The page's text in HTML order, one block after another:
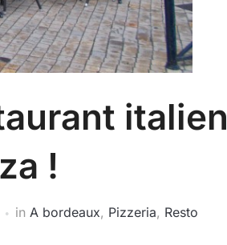
italien
!
in A bordeaux, Pizzeria, Resto